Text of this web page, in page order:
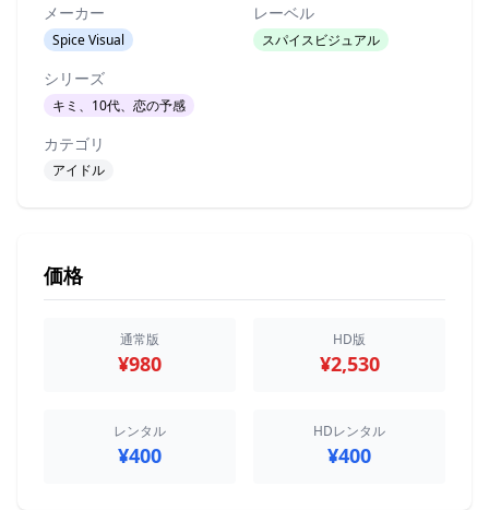
メーカー
Spice Visual
レーベル
スパイスビジュアル
シリーズ
キミ、10代、恋の予感
カテゴリ
アイドル
価格
通常版
¥980
HD版
¥2,530
レンタル
¥400
HDレンタル
¥400